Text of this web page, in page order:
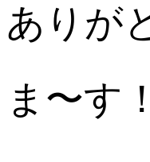
ありが
ま〜す！